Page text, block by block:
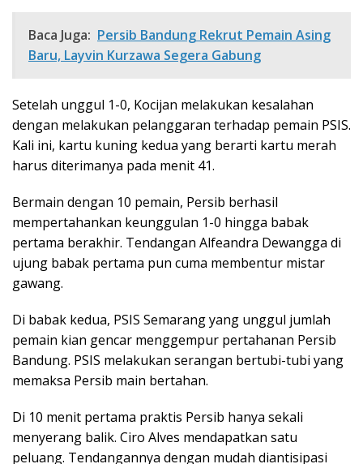
Baca Juga: Persib Bandung Rekrut Pemain Asing
Baru, Layvin Kurzawa Segera Gabung
Setelah unggul 1-0, Kocijan melakukan kesalahan
dengan melakukan pelanggaran terhadap pemain PSIS.
Kali ini, kartu kuning kedua yang berarti kartu merah
harus diterimanya pada menit 41.
Bermain dengan 10 pemain, Persib berhasil
mempertahankan keunggulan 1-0 hingga babak
pertama berakhir. Tendangan Alfeandra Dewangga di
ujung babak pertama pun cuma membentur mistar
gawang.
Di babak kedua, PSIS Semarang yang unggul jumlah
pemain kian gencar menggempur pertahanan Persib
Bandung. PSIS melakukan serangan bertubi-tubi yang
memaksa Persib main bertahan.
Di 10 menit pertama praktis Persib hanya sekali
menyerang balik. Ciro Alves mendapatkan satu
peluang. Tendangannya dengan mudah diantisipasi